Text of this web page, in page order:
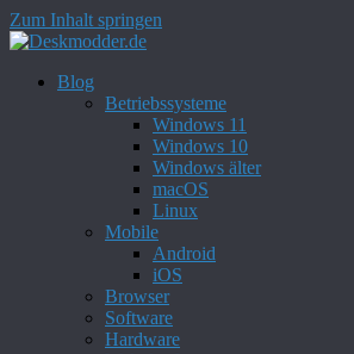
Zum Inhalt springen
Blog
Betriebssysteme
Windows 11
Windows 10
Windows älter
macOS
Linux
Mobile
Android
iOS
Browser
Software
Hardware